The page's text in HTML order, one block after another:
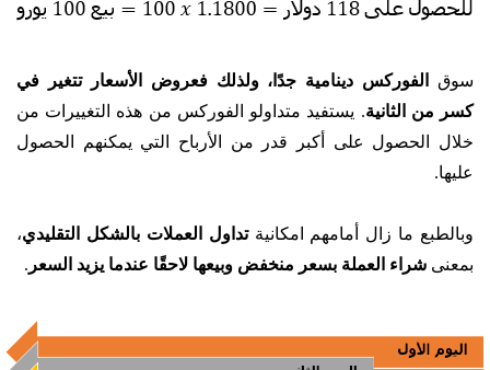
سوق الفوركس دينامية جدًا، ولذلك فعروض الأسعار تتغير في
كسر من الثانية. يستفيد متداولو الفوركس من هذه التغييرات من
خلال الحصول على أكبر قدر من الأرباح التي يمكنهم الحصول
عليها.
وبالطبع ما زال أمامهم امكانية تداول العملات بالشكل التقليدي،
بمعنى شراء العملة بسعر منخفض وبيعها لاحقًا عندما يزيد السعر .